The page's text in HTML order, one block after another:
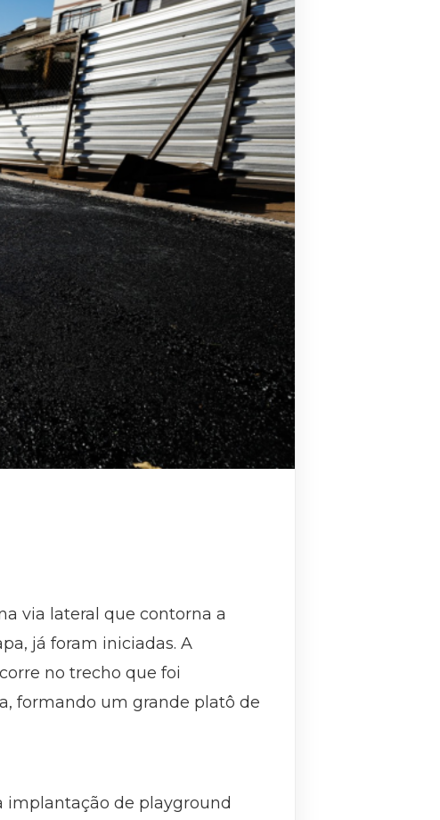
via lateral que contorna a
já foram iniciadas. A
no trecho que foi
formando um grande platô de
implantação de playground